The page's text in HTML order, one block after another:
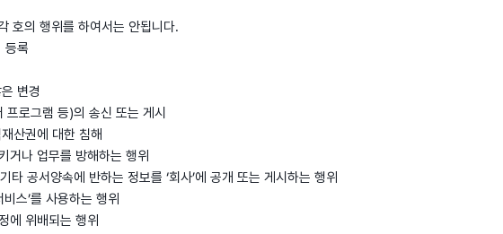
호의 행위를 하여서는 안됩니다.
등록
변경
프로그램 등)의 송신 또는 게시
산권에 대한 침해
거나 업무를 방해하는 행위
타 공서양속에 반하는 정보를 ‘회사’에 공개 또는 게시하는 행위
스’를 사용하는 행위
에 위배되는 행위